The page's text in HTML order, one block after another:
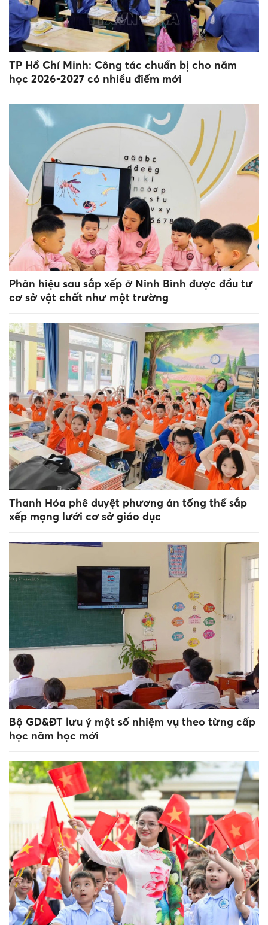
TP Hồ Chí Minh: Công tác chuẩn bị cho năm
học 2026-2027 có nhiều điểm mới
Phân hiệu sau sắp xếp ở Ninh Bình được đầu tư
cơ sở vật chất như một trường
Thanh Hóa phê duyệt phương án tổng thể sắp
xếp mạng lưới cơ sở giáo dục
Bộ GD&ĐT lưu ý một số nhiệm vụ theo từng cấp
học năm học mới